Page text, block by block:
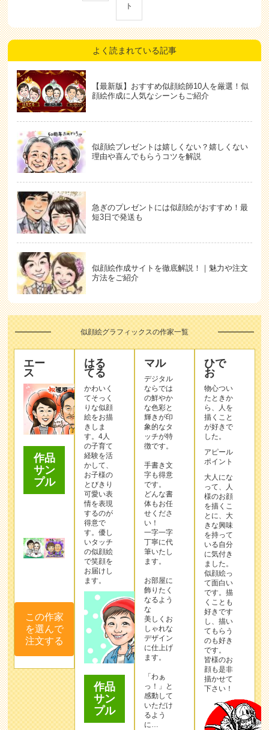
ト
よく読まれている記事
【最新版】おすすめ似顔絵師10人を厳選！似
顔絵作成に人気なシーンもご紹介
似顔絵プレゼントは嬉しくない？嬉しくない
理由や喜んでもらうコツを解説
急ぎのプレゼントには似顔絵がおすすめ！最
短3日で発送も
似顔絵作成サイトを徹底解説！｜魅力や注文
方法をご紹介
似顔絵グラフィックスの作家一覧
エー
ス
作品
サン
プル
この作家
を選んで
注文する
はる
てる
かわいく
てそっく
りな似顔
絵をお描
きしま
す。4人
の子育て
経験を活
かして、
お子様の
とびきり
可愛い表
情を表現
するのが
得意で
す。優し
いタッチ
の似顔絵
で笑顔を
お届けし
ます。
作品
サン
プル
マル
デジタル
ならでは
の鮮やか
な色彩と
輝きが印
象的なタ
ッチが特
徴です。
手書き文
字も得意
です。
どんな書
体もお任
せくださ
い！
一字一字
丁寧に代
筆いたし
ます。
お部屋に
飾りたく
なるよう
な
美しくお
しゃれな
デザイン
に仕上げ
ます。
「わぁ
っ！」と
感動して
いただけ
るよう
に…
ひで
お
物心つい
たときか
ら、人を
描くこと
が好きで
した。
アピール
ポイント
大人にな
って、人
様のお顔
を描くこ
とに、大
きな興味
を持って
いる自分
に気付き
ました。
似顔絵っ
て面白い
です。描
くことも
好きです
し、描い
てもらう
のも好き
です。
皆様のお
顔も是非
描かせて
下さい！